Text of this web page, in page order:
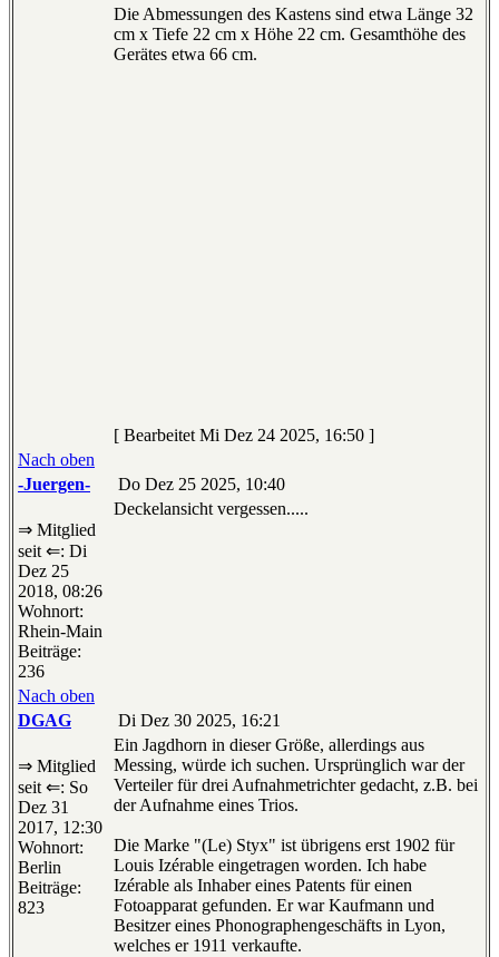
Die Abmessungen des Kastens sind etwa Länge 32
cm x Tiefe 22 cm x Höhe 22 cm. Gesamthöhe des
Gerätes etwa 66 cm.
[ Bearbeitet Mi Dez 24 2025, 16:50 ]
Nach oben
-Juergen-
Do Dez 25 2025, 10:40
⇒ Mitglied
seit ⇐: Di
Dez 25
2018, 08:26
Wohnort:
Rhein-Main
Beiträge:
236
Deckelansicht vergessen.....
Nach oben
DGAG
Di Dez 30 2025, 16:21
⇒ Mitglied
seit ⇐: So
Dez 31
2017, 12:30
Wohnort:
Berlin
Beiträge:
823
Ein Jagdhorn in dieser Größe, allerdings aus
Messing, würde ich suchen. Ursprünglich war der
Verteiler für drei Aufnahmetrichter gedacht, z.B. bei
der Aufnahme eines Trios.
Die Marke "(Le) Styx" ist übrigens erst 1902 für
Louis Izérable eingetragen worden. Ich habe
Izérable als Inhaber eines Patents für einen
Fotoapparat gefunden. Er war Kaufmann und
Besitzer eines Phonographengeschäfts in Lyon,
welches er 1911 verkaufte.